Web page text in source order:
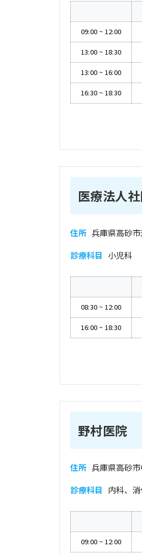
09:00 ~ 12:00
13:00 ~ 18:30
13:00 ~ 16:00
16:30 ~ 18:30
医療法人
住所 兵庫県高砂
診療科目 小児科
08:30 ~ 12:00
16:00 ~ 18:30
野村医院
住所 兵庫県高砂
診療科目 内科、
09:00 ~ 12:00